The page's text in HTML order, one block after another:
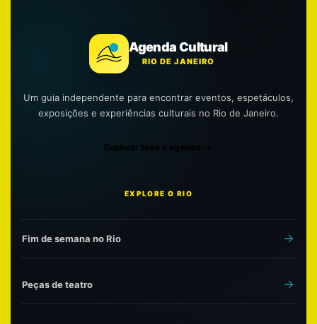
Agenda Cultural
RIO DE JANEIRO
Um guia independente para encontrar eventos, espetáculos,
exposições e experiências culturais no Rio de Janeiro.
Explorar toda a agenda
EXPLORE O RIO
Fim de semana no Rio
Peças de teatro